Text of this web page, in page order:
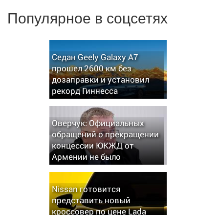
Популярное в соцсетях
Седан Geely Galaxy A7
прошел 2600 км без
дозаправки и установил
рекорд Гиннесса
Оверчук: Официальных
обращений о прекращении
концессии ЮКЖД от
Армении не было
Nissan готовится
представить новый
кроссовер по цене Lada